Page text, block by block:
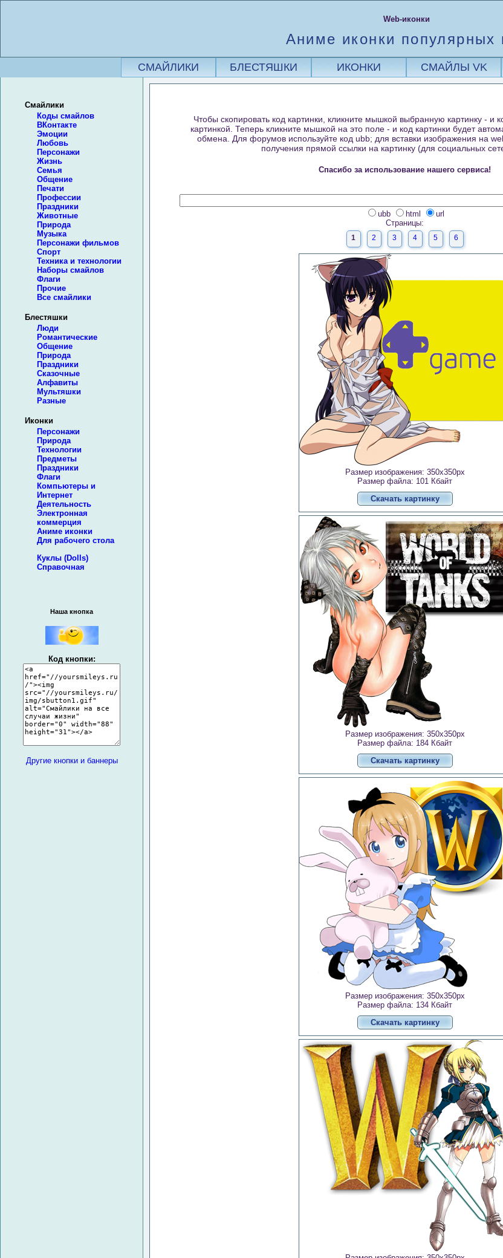
Web-иконки
Аниме иконки популярных
СМАЙЛИКИ БЛЕСТЯШКИ ИКОНКИ СМАЙЛЫ VK
Смайлики
Коды смайлов
ВКонтакте
Эмоции
Любовь
Персонажи
Жизнь
Семья
Общение
Печати
Профессии
Праздники
Животные
Природа
Музыка
Персонажи фильмов
Спорт
Техника и технологии
Наборы смайлов
Флаги
Прочие
Все смайлики
Блестяшки
Люди
Романтические
Общение
Природа
Праздники
Сказочные
Алфавиты
Мультяшки
Разные
Иконки
Персонажи
Природа
Технологии
Предметы
Праздники
Флаги
Компьютеры и
Интернет
Деятельность
Электронная
коммерция
Аниме иконки
Для рабочего стола
Куклы (Dolls)
Справочная
Наша кнопка
Код кнопки:
Другие кнопки и баннеры
Чтобы скопировать код картинки, кликните мышкой выбранную картинку - и
картинкой. Теперь кликните мышкой на это поле - и код картинки будет
обмена. Для форумов используйте код ubb; для вставки изображения на
получения прямой ссылки на картинку (для социальных
Спасибо за использование нашего сервиса!
ubb html
url
Страницы:
1 2 3 4 5 6
Размер изображения: 350x350px
Размер файла: 101 Кбайт
Скачать картинку
Размер изображения: 350x350px
Размер файла: 184 Кбайт
Скачать картинку
Размер изображения: 350x350px
Размер файла: 134 Кбайт
Скачать картинку